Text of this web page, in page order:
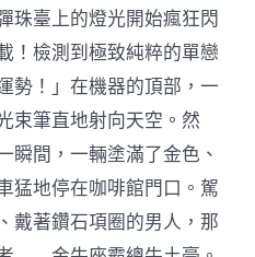
珠臺上的燈光開始瘋狂閃
！檢測到極致純粹的單戀
勢！」在機器的頂部，一
束筆直地射向天空。然
瞬間，一輛塗滿了金色、
猛地停在咖啡館門口。駕
戴著鑽石項圈的男人，那